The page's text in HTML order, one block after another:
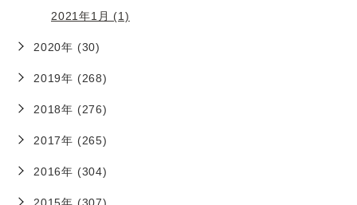
2021年1月 (1)
2020年 (30)
2019年 (268)
2018年 (276)
2017年 (265)
2016年 (304)